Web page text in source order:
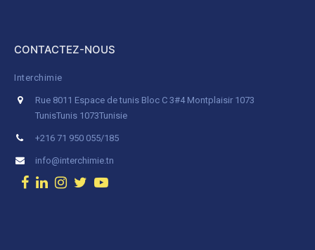
CONTACTEZ-NOUS
Interchimie
Rue 8011 Espace de tunis Bloc C 3#4 Montplaisir 1073
TunisTunis 1073Tunisie
+216 71 950 055/185
info@interchimie.tn